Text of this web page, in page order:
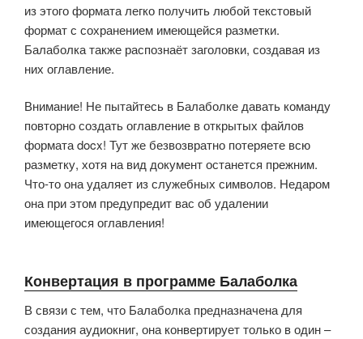
из этого формата легко получить любой текстовый
формат с сохранением имеющейся разметки.
Балаболка также распознаёт заголовки, создавая из
них оглавление.
Внимание! Не пытайтесь в Балаболке давать команду
повторно создать оглавление в открытых файлов
формата docx! Тут же безвозвратно потеряете всю
разметку, хотя на вид документ останется прежним.
Что-то она удаляет из служебных символов. Недаром
она при этом предупредит вас об удалении
имеющегося оглавления!
Конвертация в программе Балаболка
В связи с тем, что Балаболка предназначена для
создания аудиокниг, она конвертирует только в один –